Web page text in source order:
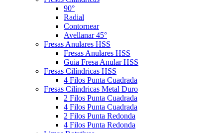
90°
Radial
Contornear
Avellanar 45°
Fresas Anulares HSS
Fresas Anulares HSS
Guia Fresa Anular HSS
Fresas Cilíndricas HSS
4 Filos Punta Cuadrada
Fresas Cilíndricas Metal Duro
2 Filos Punta Cuadrada
4 Filos Punta Cuadrada
2 Filos Punta Redonda
4 Filos Punta Redonda